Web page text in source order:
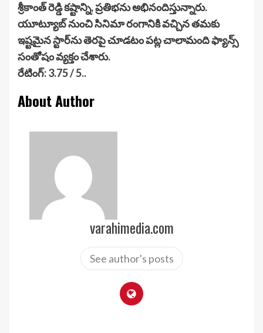
శ్రీకాంత్ రెడ్డి కష్టాన్ని, ప్ర‌తిభ‌ను అభినందిస్తున్నారు.
యూట్యూబ్ నుంచి సినిమా రంగానికి వచ్చిన తమకు
ఇష్టమైన స్టార్‌ను తెరపై చూడటం పట్ల చాలామంది ఫ్యాన్స్
సంతోషం వ్యక్తం చేశారు.
రేటింగ్: 3.75 / 5..
About Author
varahimedia.com
See author's posts